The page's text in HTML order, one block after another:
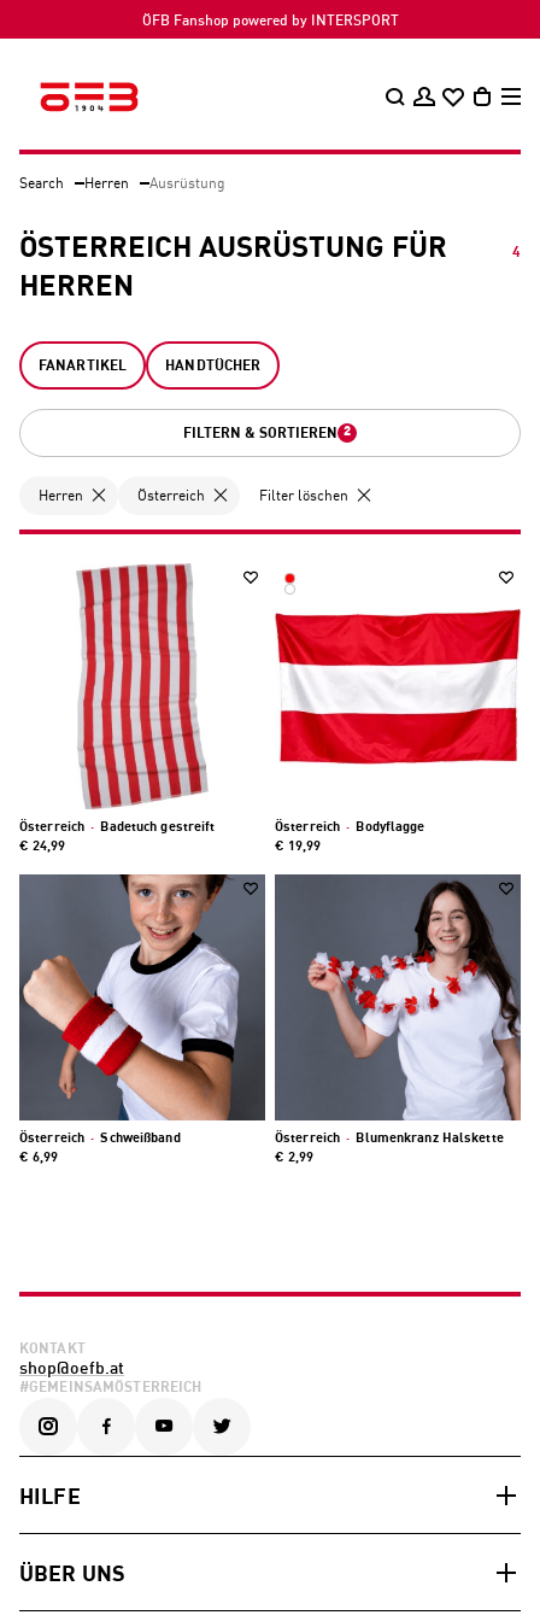
ÖFB Fanshop powered by INTERSPORT
Search Herren Ausrüstung
ÖSTERREICH AUSRÜSTUNG FÜR
HERREN
4
FANARTIKEL HANDTÜCHER
FILTERN & SORTIEREN 2
Herren Österreich Filter löschen
Österreich · Badetuch gestreift
€ 24,99
Österreich · Bodyflagge
€ 19,99
Österreich · Schweißband
€ 6,99
Österreich · Blumenkranz Halskette
€ 2,99
KONTAKT
shop@oefb.at
#GEMEINSAMÖSTERREICH
HILFE
ÜBER UNS